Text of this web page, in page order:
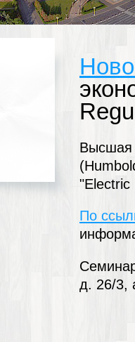
Высшая
"Electric
По
д. 26/3,